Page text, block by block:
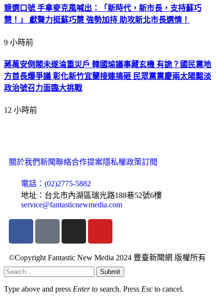
競選口號 手拿麥克風喊出：「新時代，新市長，支持蘇巧
慧！」 獻聲力挺蘇巧慧 強勢加持 助攻新北市長選情！
9 小時前
蔣萬安倒閣未遂淪重災戶 韓國瑜議事藏玄機 有詭？國民黨地
方首長爆爭議 彰化新竹宜蘭接連搞砸 民眾黨黨慶兩太陽黯淡
政治號召力面臨大挑戰
12 小時前
關於我們新聞聯絡合作提案隱私權政策訂閱
電話：(02)2775-5882
地址：台北市內湖區瑞光路188巷52號6樓
service@fantasticnewmedia.com
©Copyright Fantastic New Media 2024 豐臺新聞網 版權所有
Submit
Type above and press Enterto search. Press Esc to cancel.